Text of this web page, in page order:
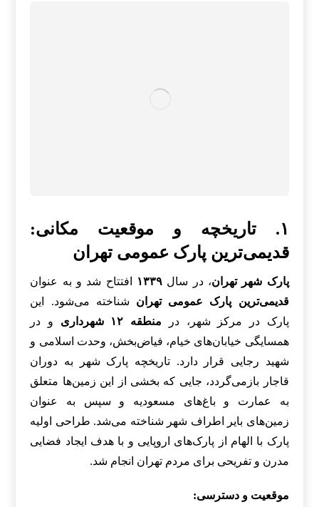
۱. تاریخچه و موقعیت مکانی:
قدیمی‌ترین پارک عمومی تهران
پارک شهر تهران، در سال ۱۳۳۹
افتتاح شد و به عنوان
قدیمی‌ترین پارک عمومی تهران شناخته می‌شود. این
پارک در مرکز شهر، در منطقه ۱۲ شهرداری
و در
همسایگی خیابان‌های خیام، فیاض‌بخش، وحدت اسلامی و
شهید رجایی قرار دارد. تاریخچه پارک شهر به دوران
قاجار بازمی‌گردد، جایی که بخشی از این زمین‌ها متعلق
به عمارت و باغ‌های مسعودیه و سپس به عنوان
زمین‌های بایر اطراف شهر شناخته می‌شد. طراحی اولیه
پارک با الهام از پارک‌های اروپایی و با هدف ایجاد فضایی
مدرن و تفریحی برای مردم تهران انجام شد.
موقعیت و دسترسی: